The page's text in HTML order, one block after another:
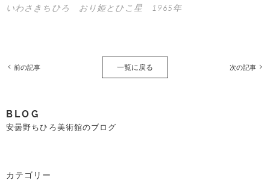
いわさきちひろ おり姫とひこ星 1965年
前の記事 一覧に戻る 次の記事
BLOG
安曇野ちひろ美術館のブログ
カテゴリー